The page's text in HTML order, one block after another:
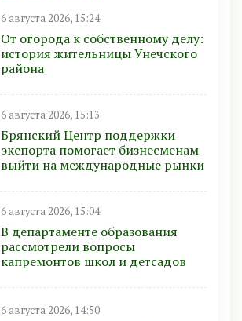
6 августа 2026, 15:24
От огорода к собственному делу:
история жительницы Унечского
района
6 августа 2026, 15:13
Брянский Центр поддержки
экспорта помогает бизнесменам
выйти на международные рынки
6 августа 2026, 15:04
В департаменте образования
рассмотрели вопросы
капремонтов школ и детсадов
6 августа 2026, 14:50